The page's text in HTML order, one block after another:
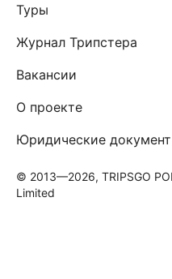
Туры
Журнал Трипстера
Вакансии
О проекте
Юридические
© 2013—2026, TRIPSGO
Limited